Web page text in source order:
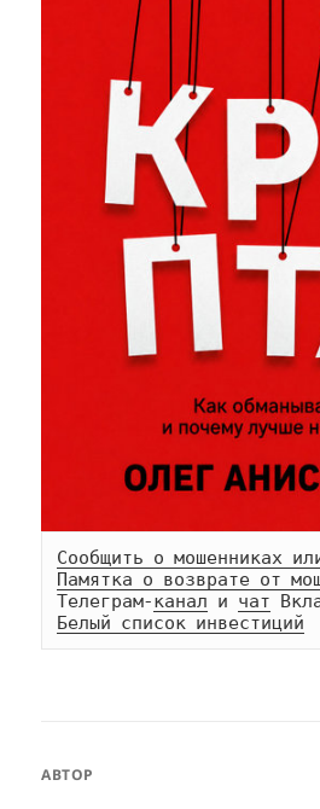
Сообщить о мошенниках
Памятка о возврате от
Телеграм-канал и чат
Белый список инвестиций
АВТОР